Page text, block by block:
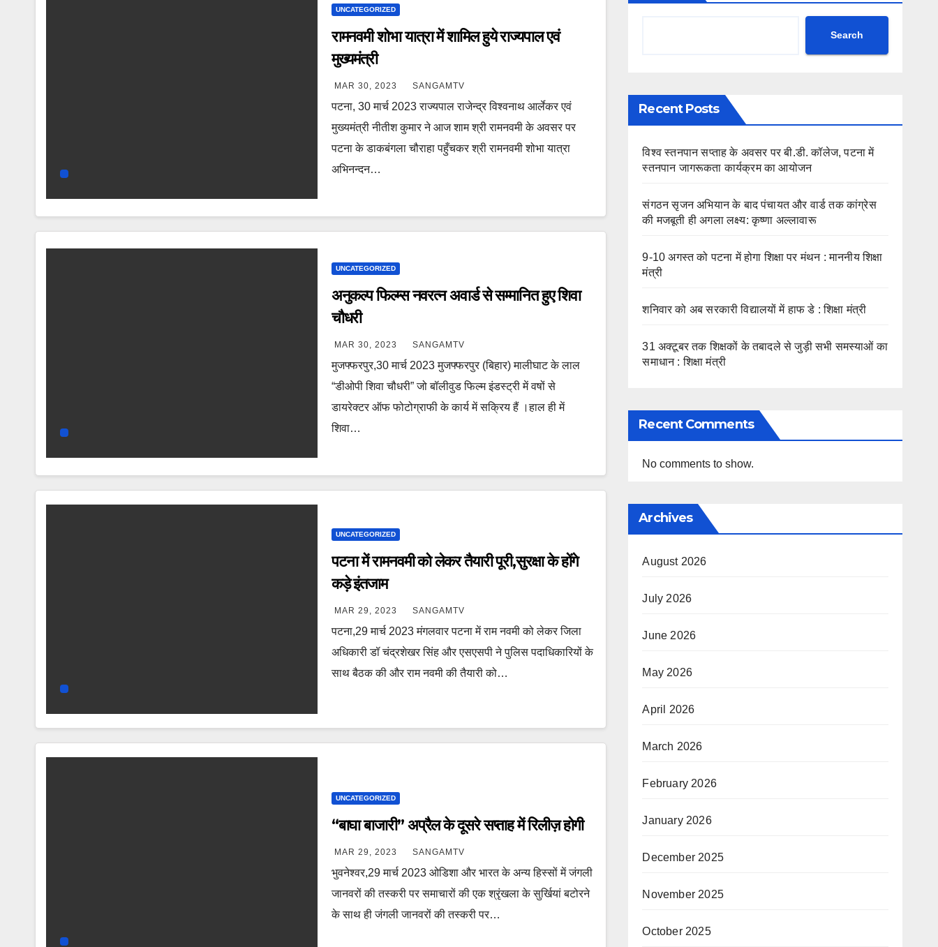
UNCATEGORIZED
रामनवमी शोभा यात्रा में शामिल हुये राज्यपाल एवं
मुख्यमंत्री
MAR 30, 2023 SANGAMTV
पटना, 30 मार्च 2023 राज्यपाल राजेन्द्र विश्वनाथ आर्लेकर एवं
मुख्यमंत्री नीतीश कुमार ने आज शाम श्री रामनवमी के अवसर पर
पटना के डाकबंगला चौराहा पहुँचकर श्री रामनवमी शोभा यात्रा
अभिनन्दन…
UNCATEGORIZED
अनुकल्प फिल्म्स नवरत्न अवार्ड से सम्मानित हुए शिवा
चौधरी
MAR 30, 2023 SANGAMTV
मुजफ्फरपुर,30 मार्च 2023 मुजफ्फरपुर (बिहार) मालीघाट के लाल
“डीओपी शिवा चौधरी” जो बॉलीवुड फिल्म इंडस्ट्री में वषों से
डायरेक्टर ऑफ फोटोग्राफी के कार्य में सक्रिय हैं ।हाल ही में
शिवा…
UNCATEGORIZED
पटना में रामनवमी को लेकर तैयारी पूरी,सुरक्षा के होंगे
कड़े इंतजाम
MAR 29, 2023 SANGAMTV
पटना,29 मार्च 2023 मंगलवार पटना में राम नवमी को लेकर जिला
अधिकारी डॉ चंद्रशेखर सिंह और एसएसपी ने पुलिस पदाधिकारियों के
साथ बैठक की और राम नवमी की तैयारी को…
UNCATEGORIZED
“बाघा बाजारी” अप्रैल के दूसरे सप्ताह में रिलीज़ होगी
MAR 29, 2023 SANGAMTV
भुवनेश्वर,29 मार्च 2023 ओडिशा और भारत के अन्य हिस्सों में जंगली
जानवरों की तस्करी पर समाचारों की एक श्रृंखला के सुर्खियां बटोरने
के साथ ही जंगली जानवरों की तस्करी पर…
Search
Recent Posts
विश्व स्तनपान सप्ताह के अवसर पर बी.डी. कॉलेज, पटना में
स्तनपान जागरूकता कार्यक्रम का आयोजन
संगठन सृजन अभियान के बाद पंचायत और वार्ड तक कांग्रेस
की मजबूती ही अगला लक्ष्य: कृष्णा अल्लावारू
9-10 अगस्त को पटना में होगा शिक्षा पर मंथन : माननीय शिक्षा
मंत्री
शनिवार को अब सरकारी विद्यालयों में हाफ डे : शिक्षा मंत्री
31 अक्टूबर तक शिक्षकों के तबादले से जुड़ी सभी समस्याओं का
समाधान : शिक्षा मंत्री
Recent Comments
No comments to show.
Archives
August 2026
July 2026
June 2026
May 2026
April 2026
March 2026
February 2026
January 2026
December 2025
November 2025
October 2025